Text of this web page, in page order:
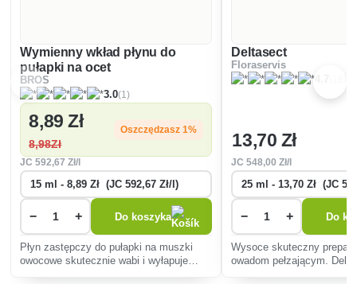
Wymienny wkład płynu do
pułapki na ocet
BROS
3.0(1)
8,89 Zł
8,98Zł
Oszczędzasz 1%
JC592,67 Zł/l
− + Do koszyka
Płyn zastępczy do pułapki na muszki
owocowe skutecznie wabi i wyłapuje
Deltasect
Floraservis
13,70 Zł
JC548,00 Zł/l
− + Do
Wysoce skuteczny
owadom pełzającym.